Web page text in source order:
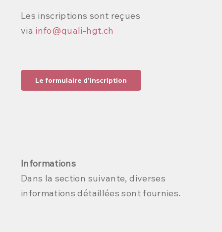
Les inscriptions sont reçues
via info@quali-hgt.ch
Le formulaire d'inscription
Informations
Dans la section suivante, diverses
informations détaillées sont fournies.